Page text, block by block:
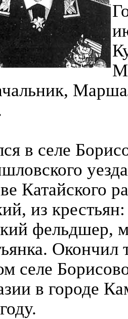
в селе
Катайского
из
фельдшер,
Окончил
селе
в городе